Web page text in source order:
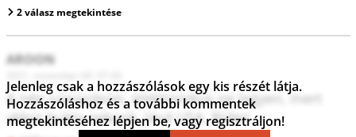
2 válasz megtekintése
AROON
A nép szavazáson, elektronikus ne legyen, mert
akkor bukta nekünk, lásd USA, Biden.
Jelenleg csak a hozzászólások egy kis részét látja.
Hozzászóláshoz és a további kommentek
megtekintéséhez lépjen be, vagy regisztráljon!